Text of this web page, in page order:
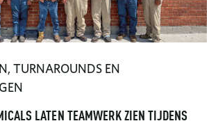
TURNAROUNDS EN
LATEN TEAMWERK ZIEN TIJDENS